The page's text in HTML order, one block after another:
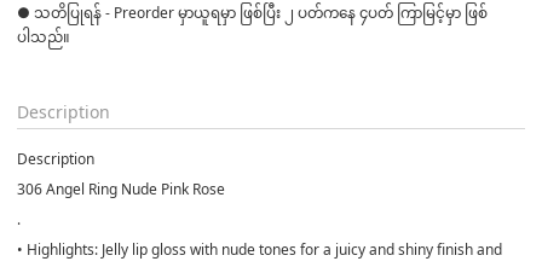
● သတိပြုရန် - Preorder မှာယူရမှာ ဖြစ်ပြီး ၂ ပတ်ကနေ ၄ပတ် ကြာမြင့်မှာ ဖြစ်
ပါသည်။
Description
Description
306 Angel Ring Nude Pink Rose
.
• Highlights: Jelly lip gloss with nude tones for a juicy and shiny finish and